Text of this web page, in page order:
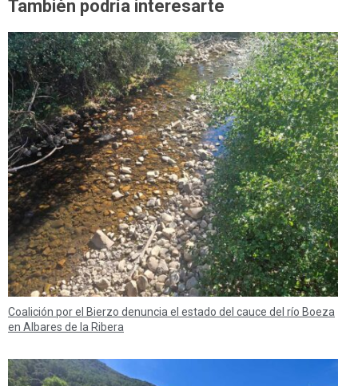
También podría interesarte
Coalición por el Bierzo denuncia el estado del cauce del río Boeza
en Albares de la Ribera